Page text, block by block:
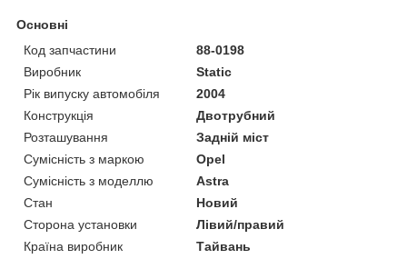
Основні
Код запчастини
88-0198
Виробник
Static
Рік випуску автомобіля
2004
Конструкція
Двотрубний
Розташування
Задній міст
Сумісність з маркою
Opel
Сумісність з моделлю
Astra
Стан
Новий
Сторона установки
Лівий/правий
Країна виробник
Тайвань